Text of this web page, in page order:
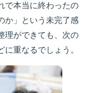
で本当に終わったの
か」という未完了感
理ができても、次の
重なるでしょう。